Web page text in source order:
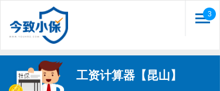
3
工资计算器【昆山】